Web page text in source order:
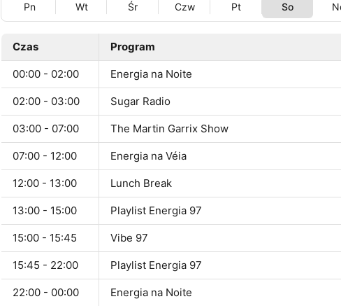
Pn Wt Śr Czw Pt So
Czas Program
00:00 - 02:00 Energia na Noite
02:00 - 03:00 Sugar Radio
03:00 - 07:00 The Martin Garrix Show
07:00 - 12:00 Energia na Véia
12:00 - 13:00 Lunch Break
13:00 - 15:00 Playlist Energia 97
15:00 - 15:45 Vibe 97
15:45 - 22:00 Playlist Energia 97
22:00 - 00:00 Energia na Noite